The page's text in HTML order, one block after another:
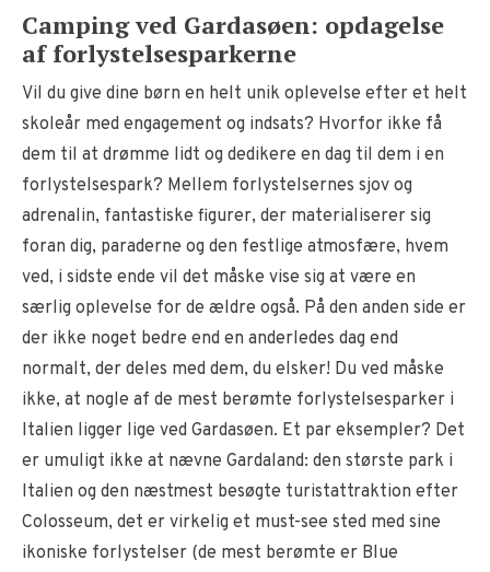
Camping ved Gardasøen: opdagelse
af forlystelsesparkerne
Vil du give dine børn en helt unik oplevelse efter et helt
skoleår med engagement og indsats? Hvorfor ikke få
dem til at drømme lidt og dedikere en dag til dem i en
forlystelsespark? Mellem forlystelsernes sjov og
adrenalin, fantastiske figurer, der materialiserer sig
foran dig, paraderne og den festlige atmosfære, hvem
ved, i sidste ende vil det måske vise sig at være en
særlig oplevelse for de ældre også. På den anden side er
der ikke noget bedre end en anderledes dag end
normalt, der deles med dem, du elsker! Du ved måske
ikke, at nogle af de mest berømte forlystelsesparker i
Italien ligger lige ved Gardasøen. Et par eksempler? Det
er umuligt ikke at nævne Gardaland: den største park i
Italien og den næstmest besøgte turistattraktion efter
Colosseum, det er virkelig et must-see sted med sine
ikoniske forlystelser (de mest berømte er Blue